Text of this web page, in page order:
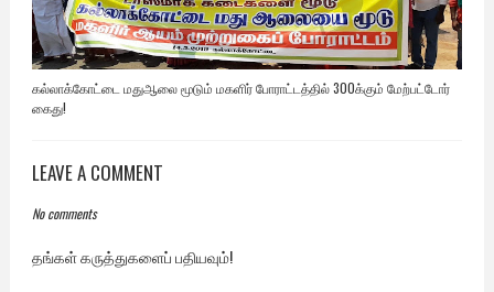
கல்லாக்கோட்டை மதுஆலை மூடும் மகளிர் போராட்டத்தில் 300க்கும் மேற்பட்டோர்
கைது!
LEAVE A COMMENT
No comments
தங்கள் கருத்துகளைப் பதியவும்!